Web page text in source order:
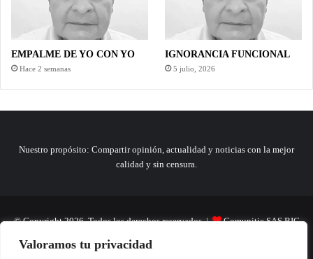
Valoramos tu privacidad
EMPALME DE YO CON YO
Hace 2 semanas
IGNORANCIA FUNCIONAL
5 julio, 2026
Nuestro propósito: Compartir opinión, actualidad y noticias con la mejor
calidad y sin censura.
© Copyright 2026, Todos los derechos reservados | Comunitic SAS BIC
Nit 901228106